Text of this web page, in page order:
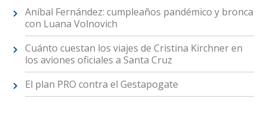
Aníbal Fernández: cumpleaños pandémico y bronca
con Luana Volnovich
Cuánto cuestan los viajes de Cristina Kirchner en
los aviones oficiales a Santa Cruz
El plan PRO contra el Gestapogate